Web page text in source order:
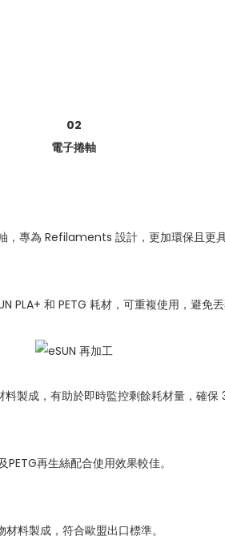
02
電子捲軸
專為 Refilaments 設計，更加環保且更具
PLA+ 和 PETG 耗材，可重複使用，避免丟
製成，有助於即時監控剩餘耗材量，確保
再生絲配合使用效果較佳。
料製成，符合歐盟出口標準。